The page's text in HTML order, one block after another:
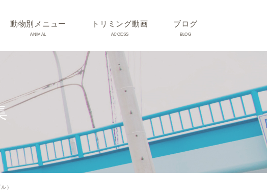
動物別メニュー
ANIMAL
んの病気
ゃん･その他動物の病気
トリミング動画
ACCESS
ブログ
BLOG
うさぎ、ハムスター、小鳥、
モルモットなどについて
トリミング事例集
ホリスティック医療
）